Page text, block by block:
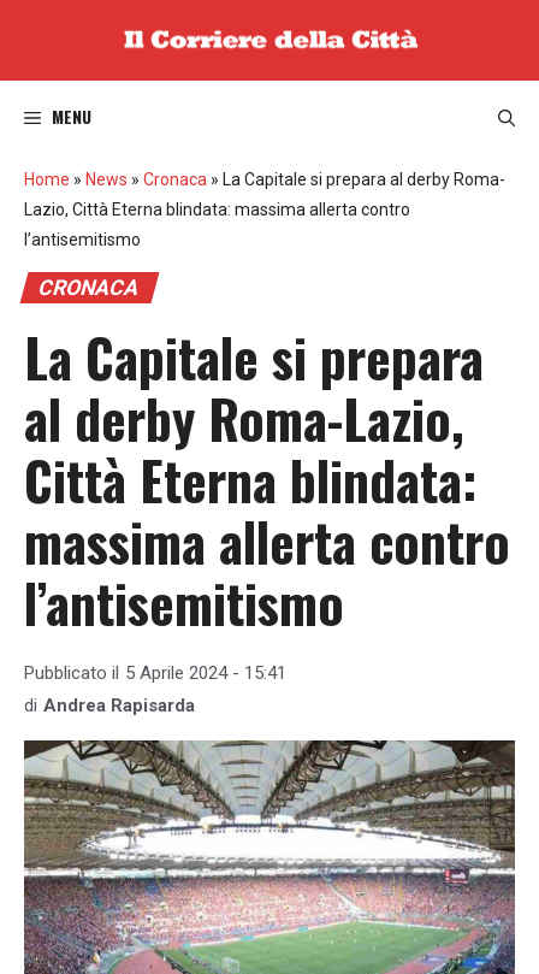
MENU
Home » News » Cronaca » La Capitale si prepara al derby Roma-
Lazio, Città Eterna blindata: massima allerta contro
l’antisemitismo
CRONACA
La Capitale si prepara
al derby Roma-Lazio,
Città Eterna blindata:
massima allerta contro
l’antisemitismo
Pubblicato il 5 Aprile 2024 - 15:41
di Andrea Rapisarda